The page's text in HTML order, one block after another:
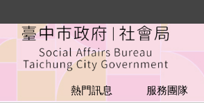
熱門訊息 服務團隊